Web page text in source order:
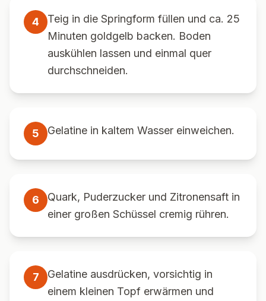
4
Teig in die Springform füllen und ca. 25
Minuten goldgelb backen. Boden
auskühlen lassen und einmal quer
durchschneiden.
5 Gelatine in kaltem Wasser einweichen.
6
Quark, Puderzucker und Zitronensaft in
einer großen Schüssel cremig rühren.
7
Gelatine ausdrücken, vorsichtig in
einem kleinen Topf erwärmen und